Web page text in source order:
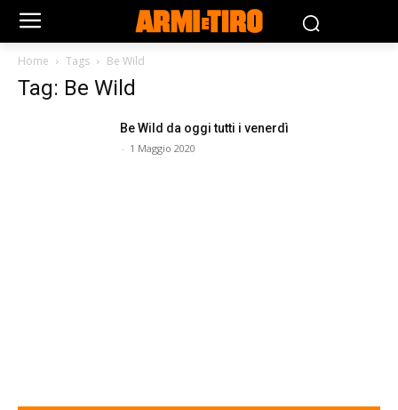
Home Tags Be Wild
Tag: Be Wild
Be Wild da oggi tutti i venerdì
- 1 Maggio 2020